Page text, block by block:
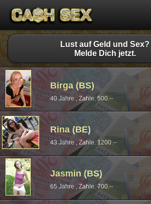
Lust auf Geld und Sex?
Melde Dich jetzt.
Birga (BS)
40 Jahre , Zahle: 500.--
Rina (BE)
43 Jahre , Zahle: 1200.--
Jasmin (BS)
65 Jahre , Zahle: 700.--